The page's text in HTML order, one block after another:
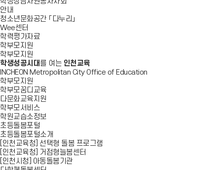
안내
청소년문화공간 「다누리」
Wee센터
학력평가자료
학부모지원
학부모지원
학생성공시대 를 여는 인천교육
INCHEON Metropolitan City Office of Education
학부모지원
학부모꿈디교육
다문화교육지원
학부모서비스
학원교습소정보
초등돌봄포털
초등돌봄포털소개
[인천교육청] 선택형 돌봄 프로그램
[인천교육청] 거점형늘봄센터
[인천시청] 아동돌봄기관